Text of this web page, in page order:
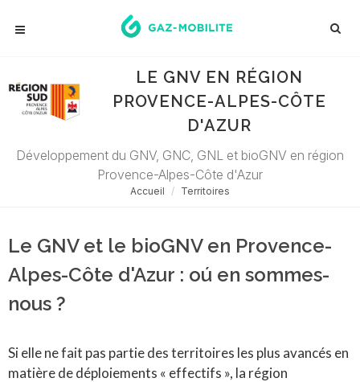
LE GNV EN RÉGION
PROVENCE-ALPES-CÔTE
D'AZUR
Développement du GNV, GNC, GNL et bioGNV en région
Provence-Alpes-Côte d'Azur
Accueil Territoires
Le GNV et le bioGNV en Provence-
Alpes-Côte d'Azur : oú en sommes-
nous ?
Si elle ne fait pas partie des territoires les plus avancés en
matière de déploiements « effectifs », la région